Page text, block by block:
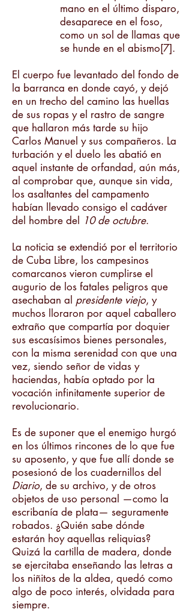
mano en el último disparo,
desaparece en el foso,
como un sol de llamas que
se hunde en el abismo[7].
El cuerpo fue levantado del fondo de
la barranca en donde cayó, y dejó
en un trecho del camino las huellas
de sus ropas y el rastro de sangre
que hallaron más tarde su hijo
Carlos Manuel y sus compañeros. La
turbación y el duelo les abatió en
aquel instante de orfandad, aún más,
al comprobar que, aunque sin vida,
los asaltantes del campamento
habían llevado consigo el cadáver
del hombre del
10 de octubre.
La noticia se extendió por el territorio
de Cuba Libre, los campesinos
comarcanos vieron cumplirse el
augurio de los fatales peligros que
asechaban al presidente viejo, y
muchos lloraron por aquel caballero
extraño que compartía por doquier
sus escasísimos bienes personales,
con la misma serenidad con que una
vez, siendo señor de vidas y
haciendas, había optado por la
vocación infinitamente superior de
revolucionario.
Es de suponer que el enemigo hurgó
en los últimos rincones de lo que fue
su aposento, y que fue allí donde se
posesionó de los cuadernillos del
Diario, de su archivo, y de otros
objetos de uso personal —como la
escribanía de plata— seguramente
robados. ¿Quién sabe dónde
estarán hoy aquellas reliquias?
Quizá la cartilla de madera, donde
se ejercitaba enseñando las letras a
los niñitos de la aldea, quedó como
algo de poco interés, olvidada para
siempre.